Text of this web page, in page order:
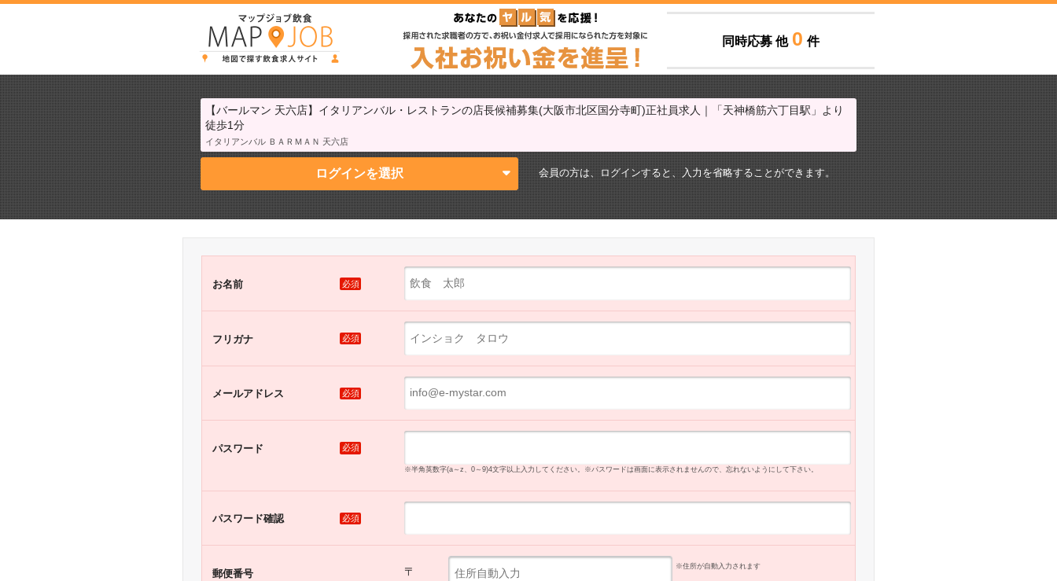
同時応募 他 0 件
【バールマン 天六店】イタリアンバル・レストランの店長候補募集(大阪市北区国分寺町)正社員求人｜「天神橋筋六丁目駅」より
徒歩1分
イタリアンバル ＢＡＲＭＡＮ 天六店
ログインを選択 会員の方は、ログインすると、入力を省略することができます。
お名前 必須
フリガナ 必須
メールアドレス 必須
パスワード 必須
※半角英数字(a～z、0～9)4文字以上入力してください。 ※パスワードは画面に表示されませんので、忘れないようにして下さい。
パスワード確認 必須
郵便番号 〒 ※住所が自動入力 されます